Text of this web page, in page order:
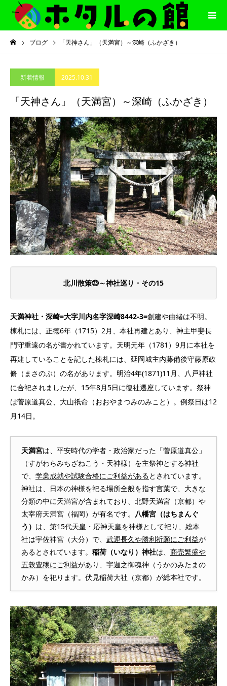
ブログ 「天神さん」（天満宮）～深崎（ふかざき）
新着情報 2025.10.31
「天神さん」（天満宮）～深崎（ふかざき）
北川散策㉓～神社巡り・その15
天満神社・深崎=大字川内名字深崎8442-3=創建や由緒は不明。
棟札には、正徳6年（1715）2月、本社再建とあり、神主甲斐長
門守重遠の名が書かれています。天明元年（1781）9月に本社を
再建していることを記した棟札には、延岡城主内藤備後守藤原政
脩（まさのぶ）の名があります。明治4年(1871)11月、八戸神社
に合祀されましたが、15年8月5日に復社遷座しています。祭神
は菅原道真公、大山祇命（おおやまつみのみこと）。例祭日は12
月14日。
天満宮は、平安時代の学者・政治家だった「菅原道真公」
（すがわらみちざねこう・天神様）を主祭神とする神社
で、 学業成就や試験合格にご利益があるとされています。
神社は、日本の神様を祀る場所全般を指す言葉で、大きな
分類の中に天満宮が含まれており、北野天満宮（京都）や
太宰府天満宮（福岡）が有名です。 八幡宮（はちまんぐ
う） は、第15代天皇・応神天皇を神様として祀り、総本
社は宇佐神宮（大分）で、 武運長久や勝利祈願にご利益が
あるとされています。 稲荷（いなり）神社は、 商売繁盛や
五穀豊穣にご利益があり、宇迦之御魂神（うかのみたまの
かみ）を祀ります。伏見稲荷大社（京都）が総本社です。